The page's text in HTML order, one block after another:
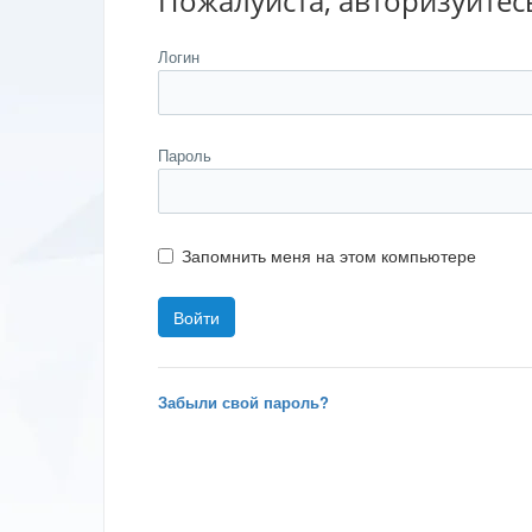
Логин
Пароль
Запомнить меня на этом компьютере
Забыли свой пароль?